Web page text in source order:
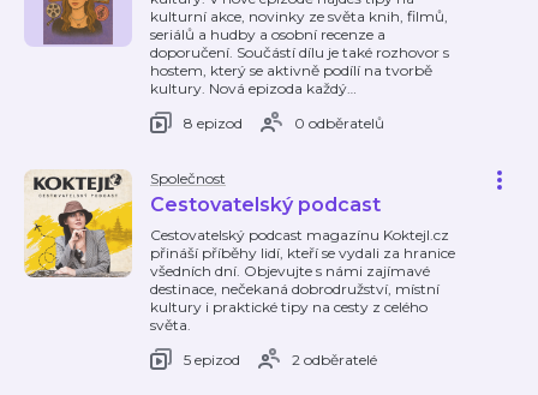
kulturní akce, novinky ze světa knih, filmů,
seriálů a hudby a osobní recenze a
doporučení. Součástí dílu je také rozhovor s
hostem, který se aktivně podílí na tvorbě
kultury. Nová epizoda každý…
8 epizod
0 odběratelů
Společnost
Cestovatelský podcast
Cestovatelský podcast magazínu Koktejl.cz
přináší příběhy lidí, kteří se vydali za hranice
všedních dní. Objevujte s námi zajímavé
destinace, nečekaná dobrodružství, místní
kultury i praktické tipy na cesty z celého
světa.
5 epizod
2 odběratelé